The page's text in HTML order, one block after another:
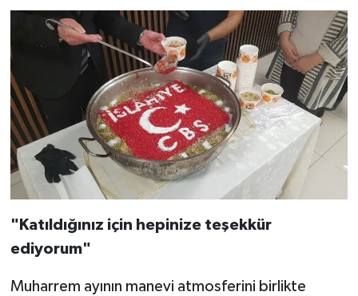
"Katıldığınız için hepinize teşekkür
ediyorum"
Muharrem ayının manevi atmosferini birlikte